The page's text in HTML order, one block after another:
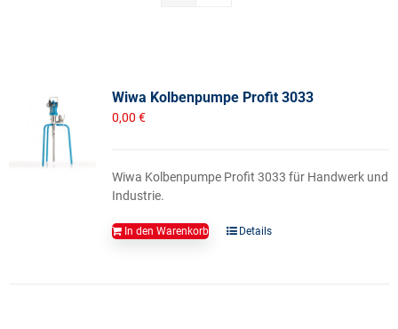
Wiwa Kolbenpumpe Profit 3033
0,00 €
Wiwa Kolbenpumpe Profit 3033 für Handwerk und
Industrie.
In den Warenkorb Details